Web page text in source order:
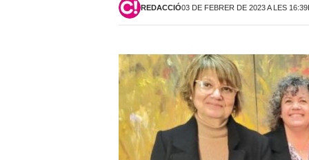
REDACCIÓ03 DE FEBRER DE 2023 A LES